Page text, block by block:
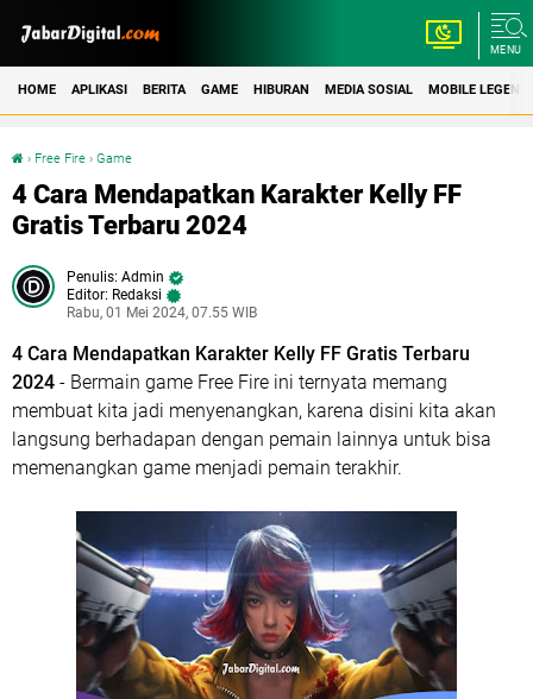
MENU
HOME APLIKASI BERITA GAME HIBURAN MEDIA SOSIAL MOBILE
› Free Fire › Game
4 Cara Mendapatkan Karakter Kelly FF
Gratis Terbaru 2024
Admin
Editor: Redaksi
Rabu, 01 Mei 2024, 07.55 WIB
4 Cara Mendapatkan Karakter Kelly FF Gratis Terbaru
2024 - Bermain game Free Fire ini ternyata memang
membuat kita jadi menyenangkan, karena disini kita akan
langsung berhadapan dengan pemain lainnya untuk bisa
memenangkan game menjadi pemain terakhir.